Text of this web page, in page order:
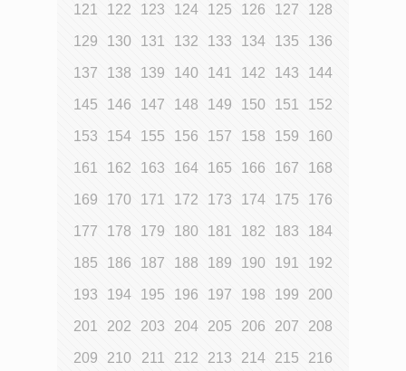
121 122 123 124 125 126 127 128
129 130 131 132 133 134 135 136
137 138 139 140 141 142 143 144
145 146 147 148 149 150 151 152
153 154 155 156 157 158 159 160
161 162 163 164 165 166 167 168
169 170 171 172 173 174 175 176
177 178 179 180 181 182 183 184
185 186 187 188 189 190 191 192
193 194 195 196 197 198 199 200
201 202 203 204 205 206 207 208
209 210 211 212 213 214 215 216